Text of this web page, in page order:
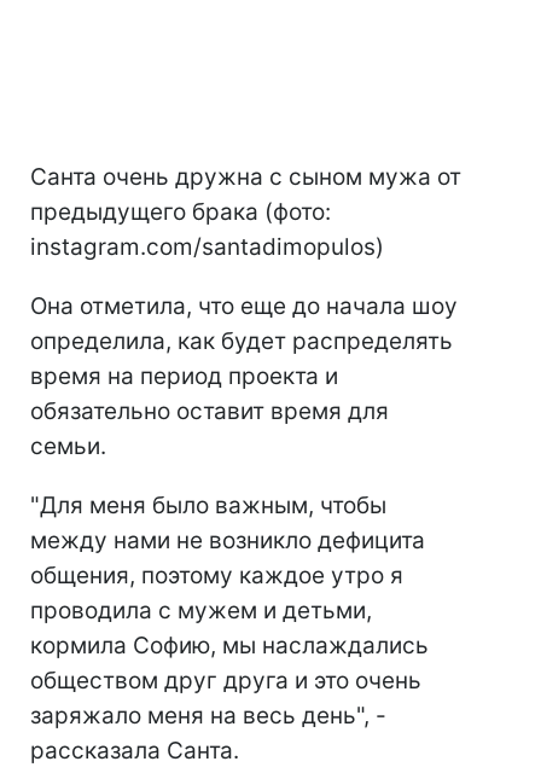
Санта очень дружна с сыном мужа от
предыдущего брака (фото:
instagram.com/santadimopulos)
Она отметила, что еще до начала шоу
определила, как будет распределять
время на период проекта и
обязательно оставит время для
семьи.
"Для меня было важным, чтобы
между нами не возникло дефицита
общения, поэтому каждое утро я
проводила с мужем и детьми,
кормила Софию, мы наслаждались
обществом друг друга и это очень
заряжало меня на весь день", -
рассказала Санта.